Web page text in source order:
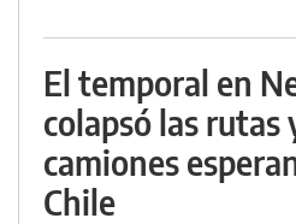
El temporal en
colapsó las rutas
camiones
Chile